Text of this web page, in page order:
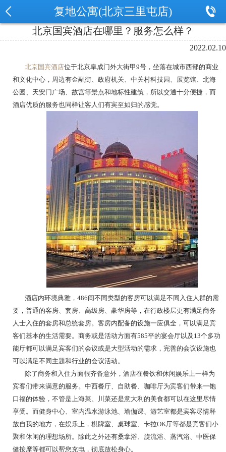
复地公寓(北京三里屯店)
北京国宾酒店在哪里？服务怎么样？
2022.02.10
北京国宾酒店位于北京阜成门外大街甲9号，坐落在城市西部的商业
和文化中心，周边有金融街、政府机关、中关村科技园、展览馆、北海
公园、天安门广场、故宫等景点和地标性建筑，所以交通十分便捷，而
酒店优质的服务也同样让客人们有宾至如归的感觉。
酒店内环境典雅，486间不同类型的客房可以满足不同入住人群的需
要，普通的客房、套房、高级房、豪华房等，在行政楼层更有满足商务
人士入住的套房和总统套房。客房内配备的设施一应俱全，可以满足宾
客们基本的生活需要。商务或是活动方面有585平的宴会厅以及13个多功
能厅都可以满足宾客们的会议或是大型活动的需求，完善的会议设施也
可以满足不同主题和行业的会议活动。
除了商务和入住方面很齐备意外，酒店在餐饮和休闲娱乐上一样为
宾客们带来满意的服务。中西餐厅、自助餐、咖啡厅为宾客们带来一饱
口福的体验，不管是上海菜、川菜还是意大利的美食都可以在这里尽情
享受。而健身中心、室内温水游泳池、瑜伽课、游艺室都是宾客尽情释
放自我的地方，在娱乐上，棋牌室、桌球室、卡拉OK厅等都是宾客们小
聚和休闲的理想场所。除此之外还有桑拿浴、旋流浴、蒸汽浴、中医保
健按摩等都可以帮您充电，彻底放松身心。